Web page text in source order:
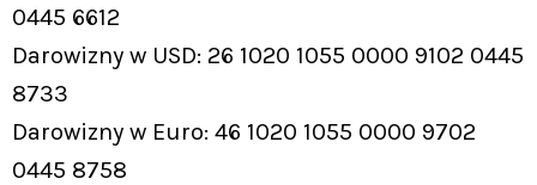
0445 6612
Darowizny w USD: 26 1020 1055 0000 9102 0445
8733
Darowizny w Euro: 46 1020 1055 0000 9702
0445 8758